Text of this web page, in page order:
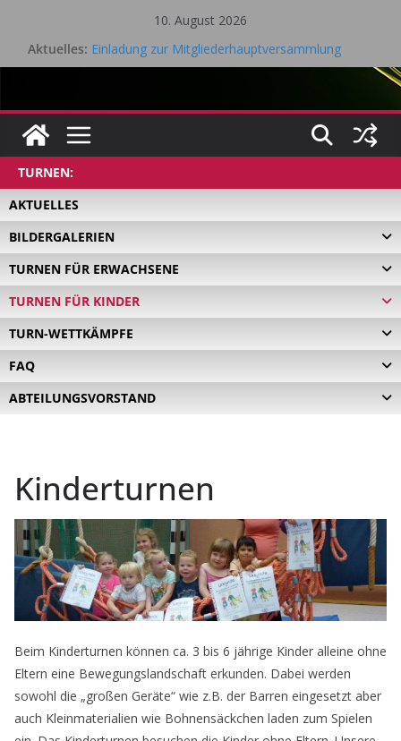
10. August 2026
Aktuelles: Einladung zur Mitgliederhauptversammlung
Eifel Cup – LK Turnier
Gesamtvorstandssitzung – 21. April 2026
TURNEN:
AKTUELLES
BILDERGALERIEN
TURNEN FÜR ERWACHSENE
TURNEN FÜR KINDER
TURN-WETTKÄMPFE
FAQ
ABTEILUNGSVORSTAND
Kinderturnen
Beim Kinderturnen können ca. 3 bis 6 jährige Kinder alleine ohne
Eltern eine Bewegungslandschaft erkunden. Dabei werden
sowohl die „großen Geräte“ wie z.B. der Barren eingesetzt aber
auch Kleinmaterialien wie Bohnensäckchen laden zum Spielen